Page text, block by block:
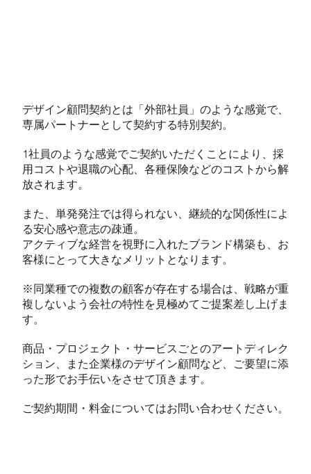
デザイン顧問契約とは「外部社員」のような感覚で、
専属パートナーとして契約する特別契約。
1社員のような感覚でご契約いただくことにより、採
用コストや退職の心配、各種保険などのコストから解
放されます。
​また、単発発注では得られない、継続的な関係性によ
る安心感や意志の疎通。
アクティブな経営を視野に入れたブランド構築も、お
客様にとって大きなメリットとなります。
​※同業種での複数の顧客が存在する場合は、戦略が重
複しないよう会社の特性を見極めてご提案差し上げま
す。
商品・プロジェクト・サービスごとのアートディレク
ション、また企業様のデザイン顧問など、ご要望に添
った形でお手伝いをさせて頂きます。
​ご契約期間・料金についてはお問い合わせください。